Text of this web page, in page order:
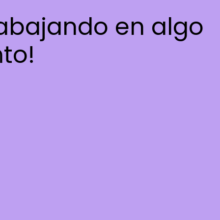
en algo